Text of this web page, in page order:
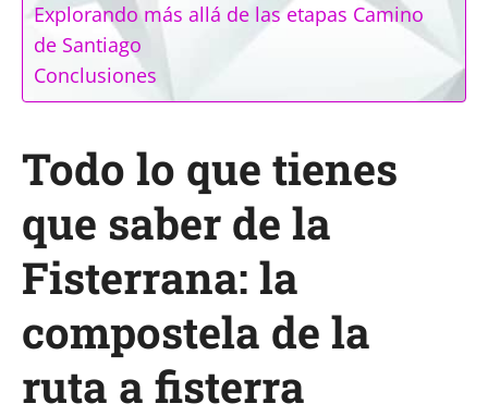
Explorando más allá de las etapas Camino
de Santiago
Conclusiones
Todo lo que tienes
que saber de la
Fisterrana: la
compostela de la
ruta a fisterra